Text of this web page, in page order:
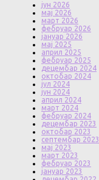
јун 2026
мај 2026
март 2026
фебруар 2026
јануар 2026
мај 2025
април 2025
фебруар 2025
децембар 2024
октобар 2024
јул 2024
јун 2024
април 2024
март 2024
фебруар 2024
децембар 2023
октобар 2023
септембар 2023
мај 2023
март 2023
фебруар 2023
јануар 2023